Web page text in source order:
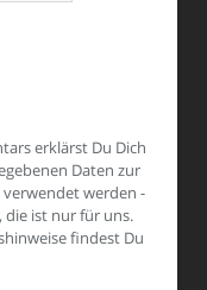
erklärst Du Dich
Daten zur
werden -
die ist nur für uns.
findest Du